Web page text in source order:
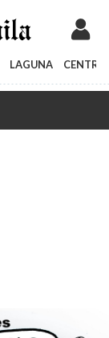
LAGUNA CENTRO